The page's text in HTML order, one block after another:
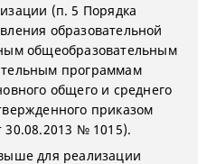
(п. 5 Порядка
образовательной
общеобразовательным
программам
общего и среднего
приказом
30.08.2013 № 1015).
для реализации